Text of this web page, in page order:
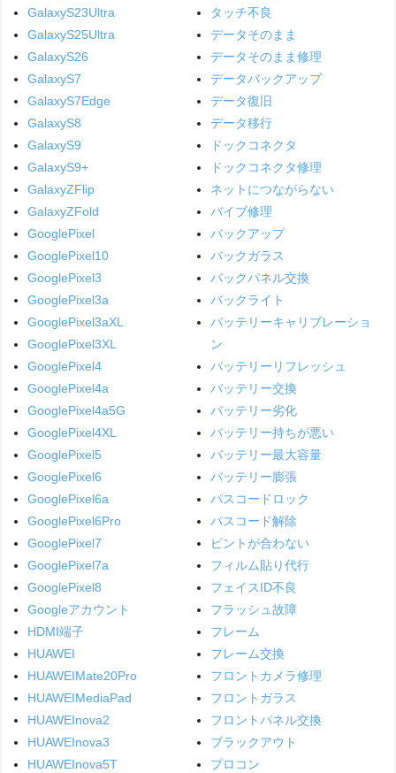
GalaxyS23Ultra
GalaxyS25Ultra
GalaxyS26
GalaxyS7
GalaxyS7Edge
GalaxyS8
GalaxyS9
GalaxyS9+
GalaxyZFlip
GalaxyZFold
GooglePixel
GooglePixel10
GooglePixel3
GooglePixel3a
GooglePixel3aXL
GooglePixel3XL
GooglePixel4
GooglePixel4a
GooglePixel4a5G
GooglePixel4XL
GooglePixel5
GooglePixel6
GooglePixel6a
GooglePixel6Pro
GooglePixel7
GooglePixel7a
GooglePixel8
Googleアカウント
HDMI端子
HUAWEI
HUAWEIMate20Pro
HUAWEIMediaPad
HUAWEInova2
HUAWEInova3
HUAWEInova5T
タッチ不良
データそのまま
データそのまま修理
データバックアップ
データ復旧
データ移行
ドックコネクタ
ドックコネクタ修理
ネットにつながらない
バイブ修理
バックアップ
バックガラス
バックパネル交換
バックライト
バッテリーキャリブレーショ
ン
バッテリーリフレッシュ
バッテリー交換
バッテリー劣化
バッテリー持ちが悪い
バッテリー最大容量
バッテリー膨張
パスコードロック
パスコード解除
ピントが合わない
フィルム貼り代行
フェイスID不良
フラッシュ故障
フレーム
フレーム交換
フロントカメラ修理
フロントガラス
フロントパネル交換
ブラックアウト
プロコン